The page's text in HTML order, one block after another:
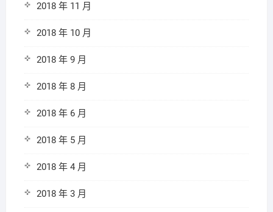
2018 年 11 月
2018 年 10 月
2018 年 9 月
2018 年 8 月
2018 年 6 月
2018 年 5 月
2018 年 4 月
2018 年 3 月